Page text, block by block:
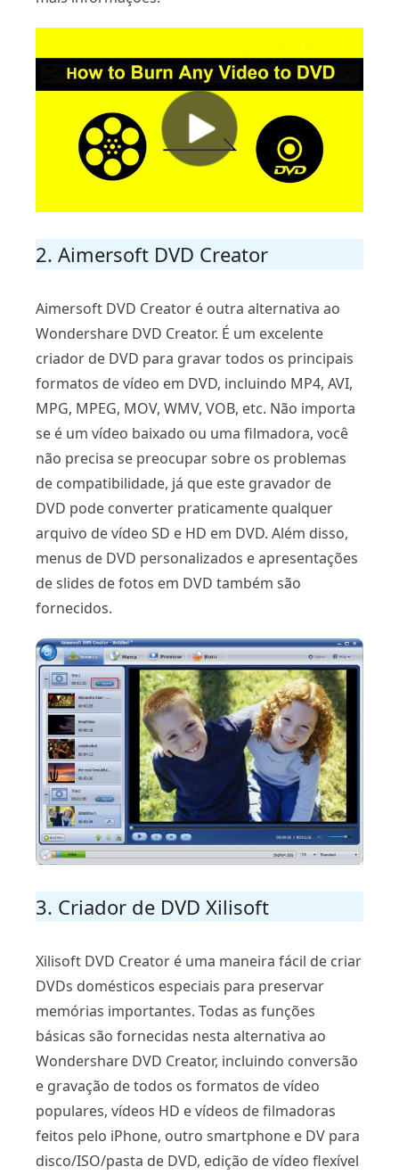
2. Aimersoft DVD Creator
Aimersoft DVD Creator é outra alternativa ao
Wondershare DVD Creator. É um excelente
criador de DVD para gravar todos os principais
formatos de vídeo em DVD, incluindo MP4, AVI,
MPG, MPEG, MOV, WMV, VOB, etc. Não importa
se é um vídeo baixado ou uma filmadora, você
não precisa se preocupar sobre os problemas
de compatibilidade, já que este gravador de
DVD pode converter praticamente qualquer
arquivo de vídeo SD e HD em DVD. Além disso,
menus de DVD personalizados e apresentações
de slides de fotos em DVD também são
fornecidos.
3. Criador de DVD Xilisoft
Xilisoft DVD Creator é uma maneira fácil de criar
DVDs domésticos especiais para preservar
memórias importantes. Todas as funções
básicas são fornecidas nesta alternativa ao
Wondershare DVD Creator, incluindo conversão
e gravação de todos os formatos de vídeo
populares, vídeos HD e vídeos de filmadoras
feitos pelo iPhone, outro smartphone e DV para
disco/ISO/pasta de DVD, edição de vídeo flexível